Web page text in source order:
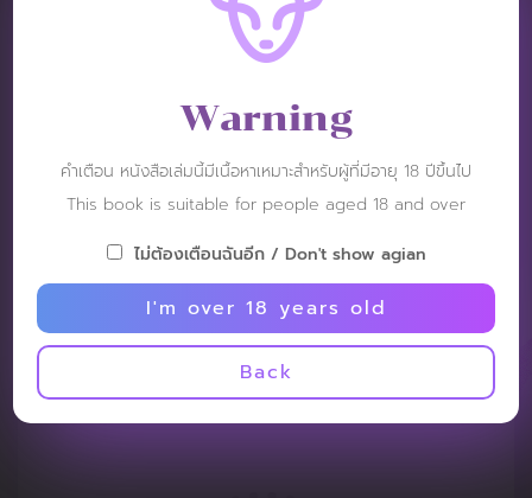
REVIEW
Warning
คำเตือน หนังสือเล่มนี้มีเนื้อหาเหมาะสำหรับผู้ที่มีอายุ 18 ปีขึ้นไป
This book is suitable for people aged 18 and over
ไม่ต้องเตือนฉันอีก / Don't show agian
I'm over 18 years old
Back